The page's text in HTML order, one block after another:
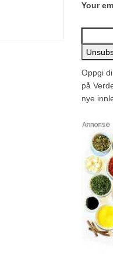
Your
Oppgi
på
nye